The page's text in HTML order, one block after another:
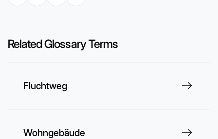
Related Glossary Terms
Fluchtweg
Wohngebäude